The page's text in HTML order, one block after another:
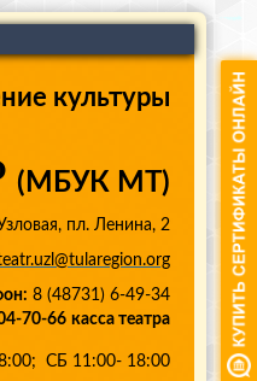
культуры
(МБУК МТ)
пл. Ленина, 2
8 (48731) 6-49-34
70-66 касса театра
СБ 11:00- 18:00